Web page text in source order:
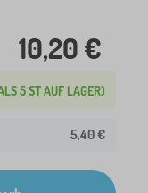
10,20 €
5 ST AUF LAGER)
5,40 €